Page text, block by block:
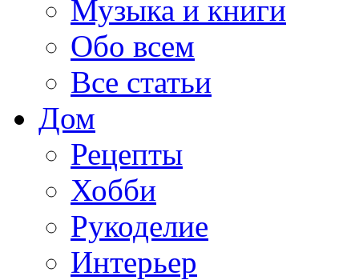
Музыка и книги
Обо всем
Все статьи
Дом
Рецепты
Хобби
Рукоделие
Интерьер